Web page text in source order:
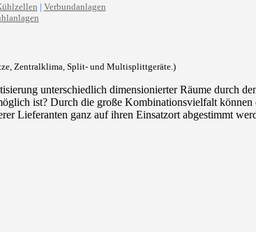
| Verbundanlagen
Zentralklima, Split- und Multisplittgeräte.)
unterschiedlich dimensionierter Räume durch
ist? Durch die große Kombinationsvielfalt können
Lieferanten ganz auf ihren Einsatzort abgestimmt